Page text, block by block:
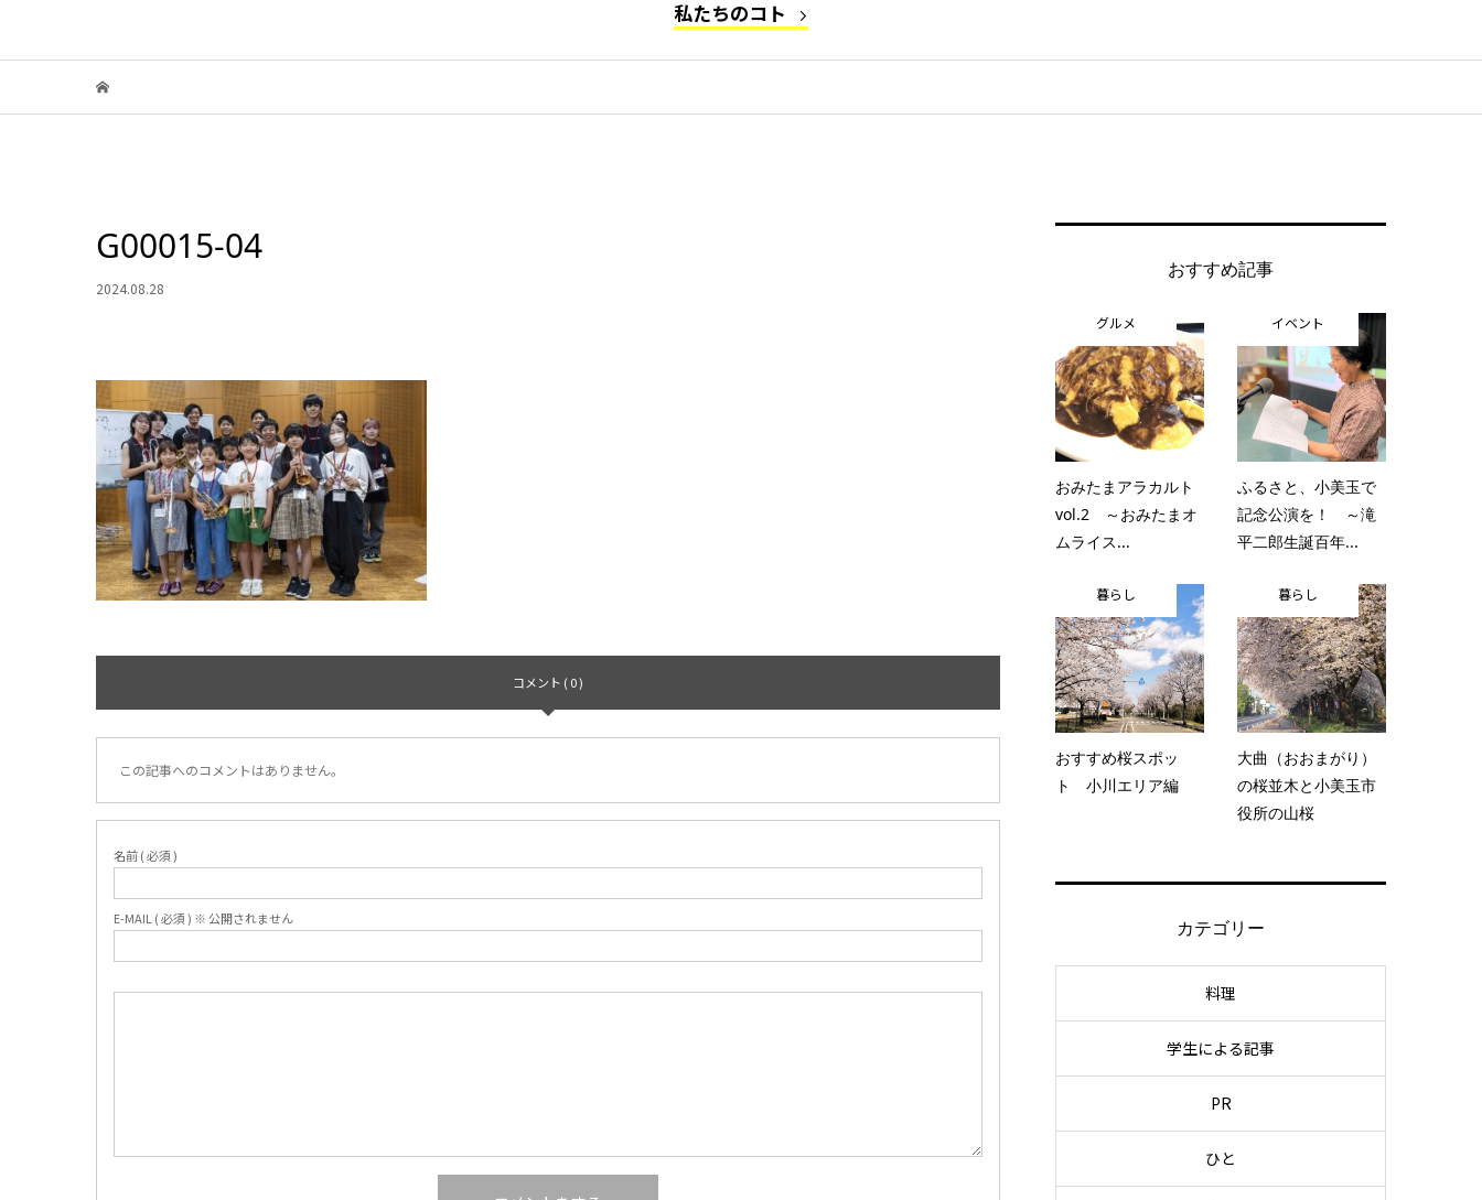
私たちのコト
G00015-04
2024.08.28
コメント ( 0 )
この記事へのコメントはありません。
名前 ( 必須 )
E-MAIL ( 必須 ) ※ 公開されません
おすすめ記事
グルメ
おみたまアラカルト
vol.2 ～おみたまオ
ムライス...
イベント
ふるさと、小美玉で
記念公演を！ ～滝
平二郎生誕百年...
暮らし
おすすめ桜スポッ
ト 小川エリア編
暮らし
大曲（おおまがり）
の桜並木と小美玉市
役所の山桜
カテゴリー
料理
学生による記事
PR
ひと